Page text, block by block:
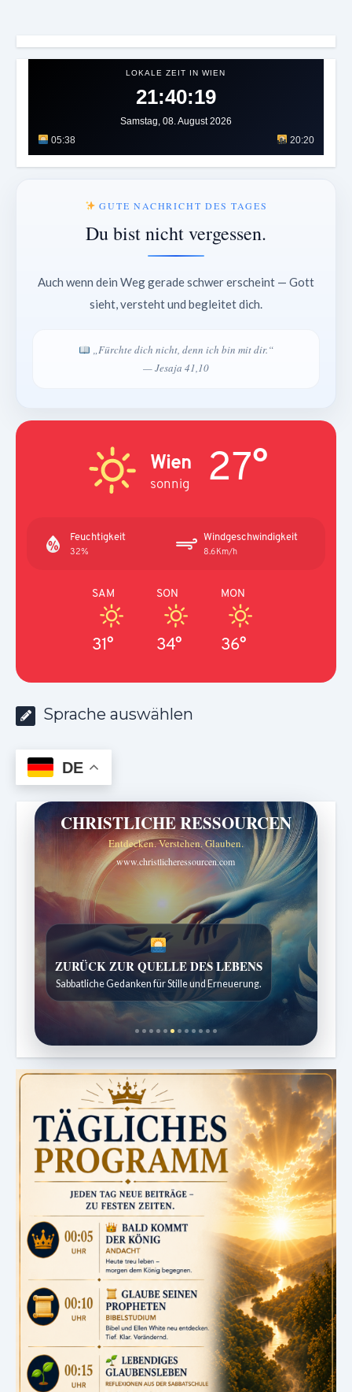
LOKALE ZEIT IN WIEN
21:40:23
Samstag, 08. August 2026
05:38
20:20
GUTE NACHRICHT DES TAGES
Du bist nicht vergessen.
Auch wenn dein Weg gerade schwer erscheint — Gott
sieht, versteht und begleitet dich.
„Fürchte dich nicht, denn ich bin mit dir.“
— Jesaja 41,10
Wien
sonnig 27°
Feuchtigkeit
32%
Windgeschwindigkeit
8.6Km/h
SAM
31°
SON
34°
MON
36°
Sprache auswählen
DE
CHRISTLICHE RESSOURCEN
Entdecken. Verstehen. Glauben.
www.christlicheressourcen.com
SPUREN DER SCHÖPFUNG
Entdeckungen aus der Natur.